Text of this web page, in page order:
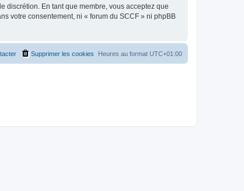
discrétion. En tant que membre, vous acceptez que
votre consentement, ni « forum du SCCF » ni phpBB
Heures au format UTC+01:00
Supprimer les cookies